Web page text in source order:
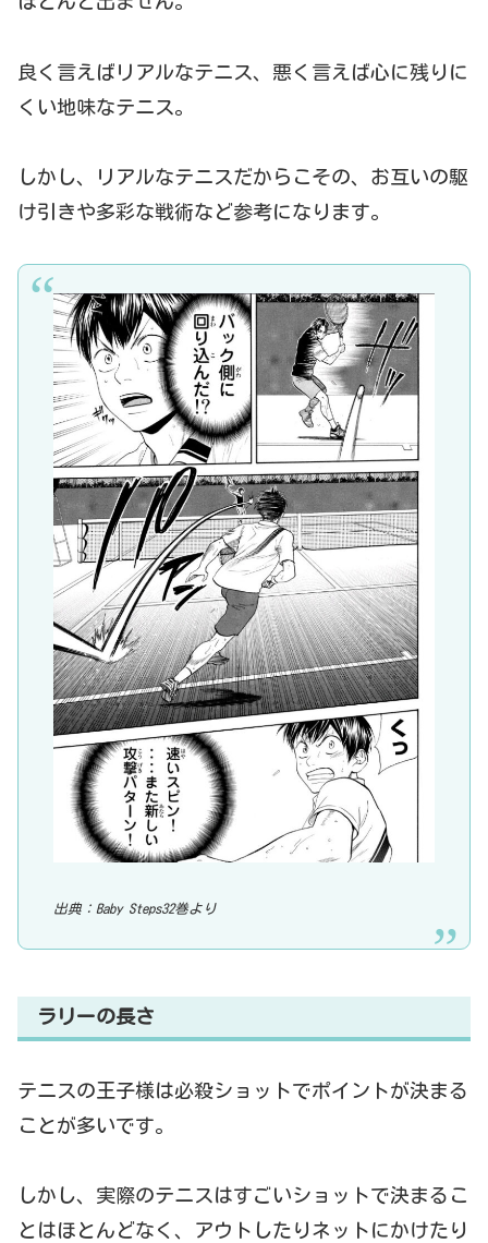
良く言えばリアルなテニス、悪く言えば心に残りに
くい地味なテニス。
しかし、リアルなテニスだからこその、お互いの駆
け引きや多彩な戦術など参考になります。
出典：Baby Steps32巻より
ラリーの長さ
テニスの王子様は必殺ショットでポイントが決まる
ことが多いです。
しかし、実際のテニスはすごいショットで決まるこ
とはほとんどなく、アウトしたりネットにかけたり